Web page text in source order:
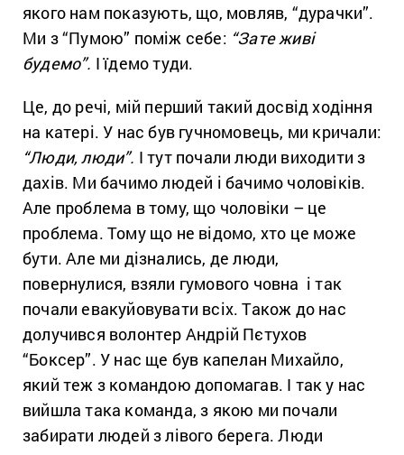
якого нам показують, що, мовляв, “дурачки”.
Ми з “Пумою” поміж себе: “Зате живі
будемо”. І їдемо туди.
Це, до речі, мій перший такий досвід ходіння
на катері. У нас був гучномовець, ми кричали:
“Люди, люди”. І тут почали люди виходити з
дахів. Ми бачимо людей і бачимо чоловіків.
Але проблема в тому, що чоловіки – це
проблема. Тому що не відомо, хто це може
бути. Але ми дізнались, де люди,
повернулися, взяли гумового човна і так
почали евакуйовувати всіх. Також до нас
долучився волонтер Андрій Пєтухов
“Боксер”. У нас ще був капелан Михайло,
який теж з командою допомагав. І так у нас
вийшла така команда, з якою ми почали
забирати людей з лівого берега. Люди